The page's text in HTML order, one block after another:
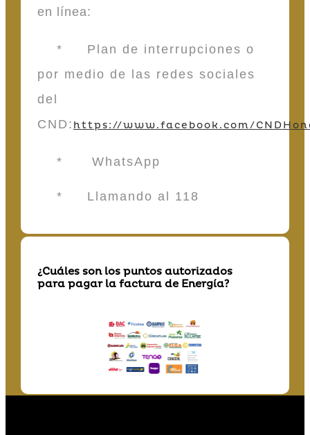
en línea:
* Plan de interrupciones o
por medio de las redes sociales
del
CND: https://www.facebook.com/
* WhatsApp
* Llamando al 118
¿Cuáles son los puntos autorizados
para pagar la factura de Energía?